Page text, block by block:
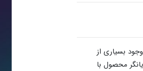
بسیاری از
محصول با